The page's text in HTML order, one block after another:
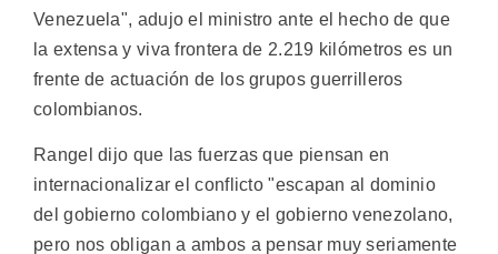
Venezuela", adujo el ministro ante el hecho de que
la extensa y viva frontera de 2.219 kilómetros es un
frente de actuación de los grupos guerrilleros
colombianos.
Rangel dijo que las fuerzas que piensan en
internacionalizar el conflicto "escapan al dominio
del gobierno colombiano y el gobierno venezolano,
pero nos obligan a ambos a pensar muy seriamente